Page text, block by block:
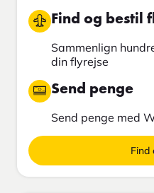
Find og bestil
Sammenlign
din flyrejse
Send penge
Send penge med
Find